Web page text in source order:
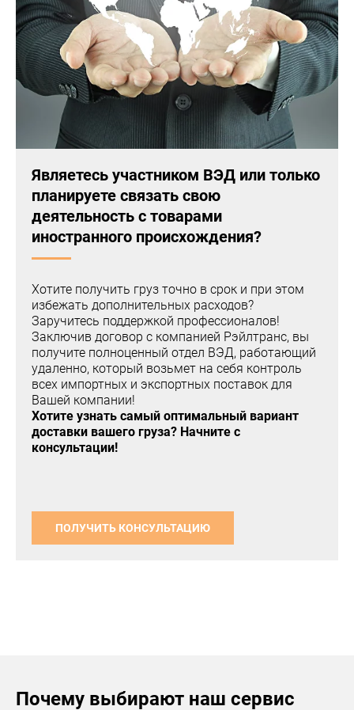
Являетесь участником ВЭД или только
планируете связать свою
деятельность с товарами
иностранного происхождения?
Хотите получить груз точно в срок и при этом
избежать дополнительных расходов?
Заручитесь поддержкой профессионалов!
Заключив договор с компанией Рэйлтранс, вы
получите полноценный отдел ВЭД, работающий
удаленно, который возьмет на себя контроль
всех импортных и экспортных поставок для
Вашей компании!
Хотите узнать самый оптимальный вариант
доставки вашего груза? Начните с
консультации!
ПОЛУЧИТЬ КОНСУЛЬТАЦИЮ
Почему выбирают наш сервис